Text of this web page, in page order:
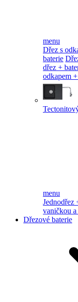
menu
Dřez s
baterie
dřez +
odkapem
menu
Jednodřez
vaničkou
Dřezové baterie